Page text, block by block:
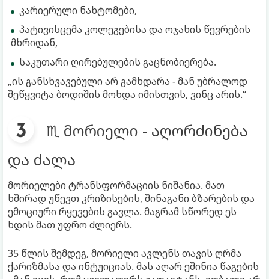
კარიერული ნახტომები,
პატივისცემა კოლეგებისა და ოჯახის წევრების
მხრიდან,
საკუთარი ღირებულების გაცნობიერება.
„ის განსხვავებული არ გამხდარა - მან უბრალოდ
შეწყვიტა ბოდიშის მოხდა იმისთვის, ვინც არის.“
♏ მორიელი - აღორძინება
და ძალა
მორიელები ტრანსფორმაციის ნიშანია. მათ
ხშირად უწევთ კრიზისების, შინაგანი ბზარების და
ემოციური რყევების გავლა. მაგრამ სწორედ ეს
ხდის მათ უფრო ძლიერს.
35 წლის შემდეგ, მორიელი ავლენს თავის ღრმა
ქარიზმასა და ინტუიციას. მას აღარ ეშინია წაგების